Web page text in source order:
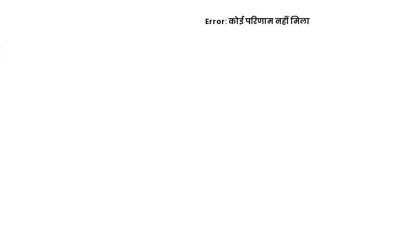
Error:कोई परिणाम नहीं मिला